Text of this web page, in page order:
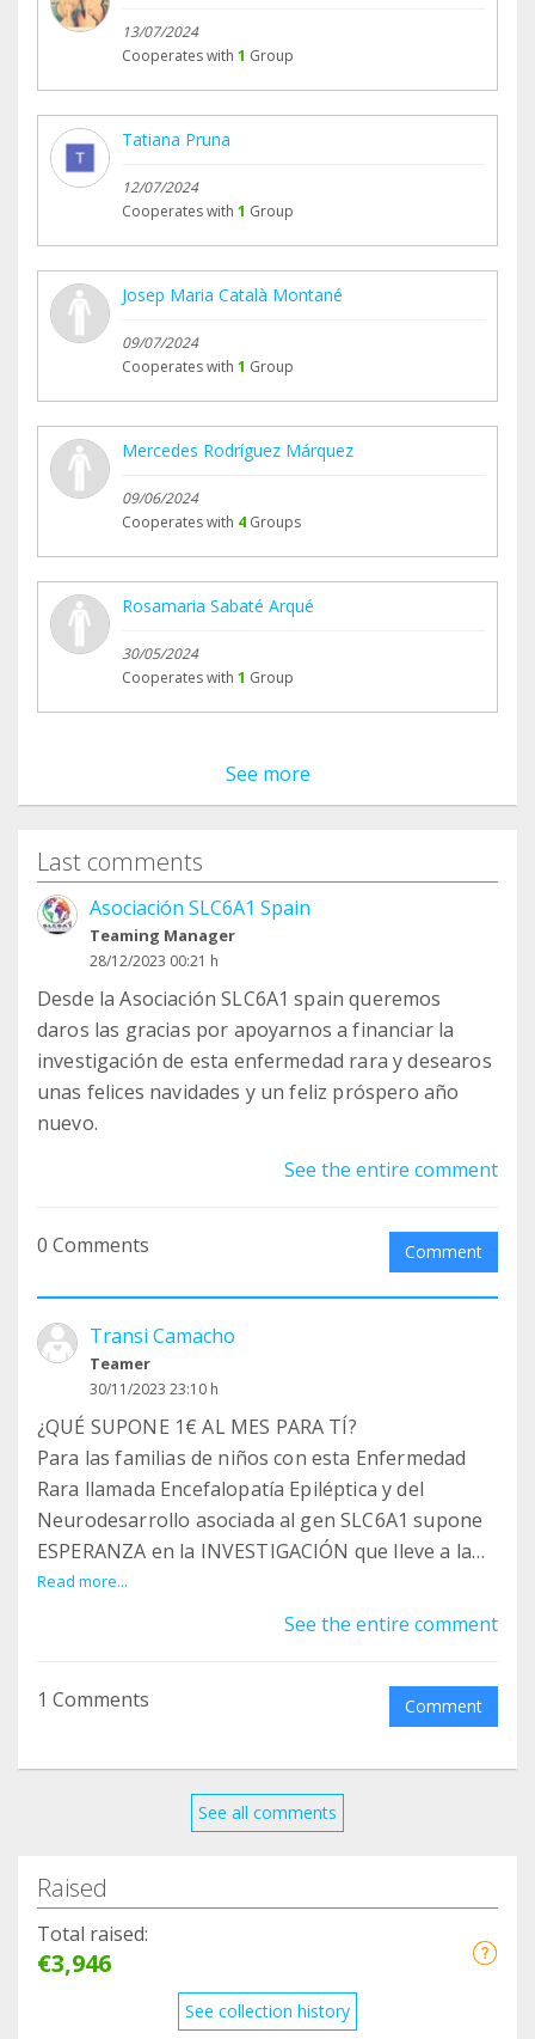
13/07/2024
Cooperates with 1 Group
Tatiana Pruna
12/07/2024
Cooperates with 1 Group
Josep Maria Català Montané
09/07/2024
Cooperates with 1 Group
Mercedes Rodríguez Márquez
09/06/2024
Cooperates with 4 Groups
Rosamaria Sabaté Arqué
30/05/2024
Cooperates with 1 Group
See more
Last comments
Asociación SLC6A1 Spain
Teaming Manager
28/12/2023 00:21 h
Desde la Asociación SLC6A1 spain queremos
daros las gracias por apoyarnos a financiar la
investigación de esta enfermedad rara y desearos
unas felices navidades y un feliz próspero año
nuevo.
See the entire comment
0 Comments Comment
Transi Camacho
Teamer
30/11/2023 23:10 h
¿QUÉ SUPONE 1€ AL MES PARA TÍ?
Para las familias de niños con esta Enfermedad
Rara llamada Encefalopatía Epiléptica y del
Neurodesarrollo asociada al gen SLC6A1 supone
ESPERANZA en la INVESTIGACIÓN que lleve a la
CURA de esta dura enfermedad
Yo los apoyo....¿y tú a qué esperas?
Read more...
See the entire comment
1 Comments Comment
See all comments
Raised
Total raised:
€3,946
See collection history